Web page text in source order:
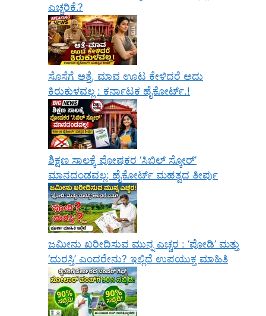
ಎಚ್ಚರಿಕೆ.?
ಸೊಸೆಗೆ ಅತ್ತೆ, ಮಾವ ಊಟ ಕೇಳಿದರೆ ಅದು
ಕಿರುಕುಳವಲ್ಲ : ಕರ್ನಾಟಕ ಹೈಕೋರ್ಟ್.!
ಶಿಕ್ಷಣ ಸಾಲಕ್ಕೆ ಪೋಷಕರ ‘ಸಿಬಿಲ್ ಸ್ಕೋರ್’
ಮಾನದಂಡವಲ್ಲ: ಹೈಕೋರ್ಟ್ ಮಹತ್ವದ ತೀರ್ಪು
ಜಮೀನು ಖರೀದಿಸುವ ಮುನ್ನ ಎಚ್ಚರ : ‘ಪೋಡಿ’ ಮತ್ತು
‘ದುರಸ್ತಿ’ ಎಂದರೇನು? ಇಲ್ಲಿದೆ ಉಪಯುಕ್ತ ಮಾಹಿತಿ